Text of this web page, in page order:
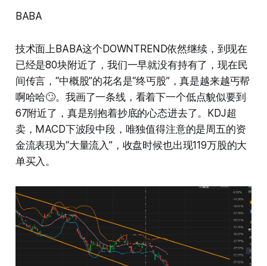
BABA
技术面上BABA这个DOWNTREND依然继续，到现在
已经是80块附近了，我们一早就没有持有了，现在民
间传言，“中概股”的花名是“终丐股”，真是越来越丐帮
啊哈哈🙄。我画了一条线，看着下一个低点貌似要到
67附近了，真是别抱着抄底的心态进去了。KDJ超
卖，MACD下波段中段，唯独值得注意的是周五的资
金流表现为“大量流入”，收盘时候也出现119万股的大
单买入。